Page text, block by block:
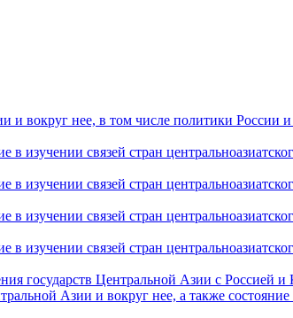
вокруг нее, в том числе политики России
связей стран
связей стран
связей стран
связей стран
государств Центральной Азии с Россией и
Азии и вокруг нее, а также состояние